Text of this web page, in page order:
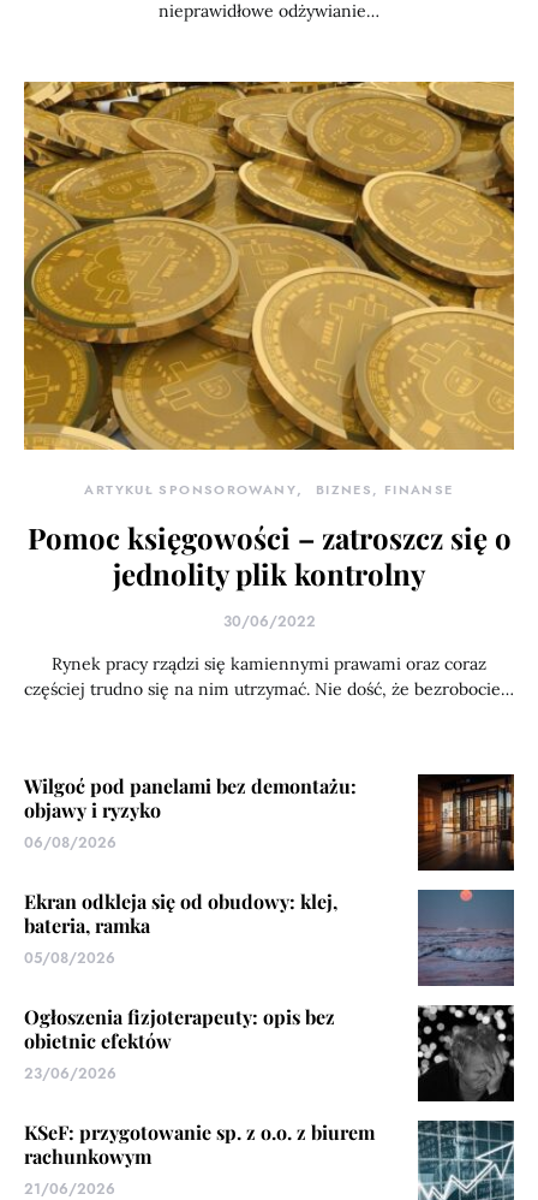
nieprawidłowe odżywianie…
ARTYKUŁ SPONSOROWANY BIZNES, FINANSE
Pomoc księgowości – zatroszcz się o
jednolity plik kontrolny
30/06/2022
Rynek pracy rządzi się kamiennymi prawami oraz coraz
częściej trudno się na nim utrzymać. Nie dość, że bezrobocie…
Wilgoć pod panelami bez demontażu:
objawy i ryzyko
06/08/2026
Ekran odkleja się od obudowy: klej,
bateria, ramka
05/08/2026
Ogłoszenia fizjoterapeuty: opis bez
obietnic efektów
23/06/2026
KSeF: przygotowanie sp. z o.o. z biurem
rachunkowym
21/06/2026